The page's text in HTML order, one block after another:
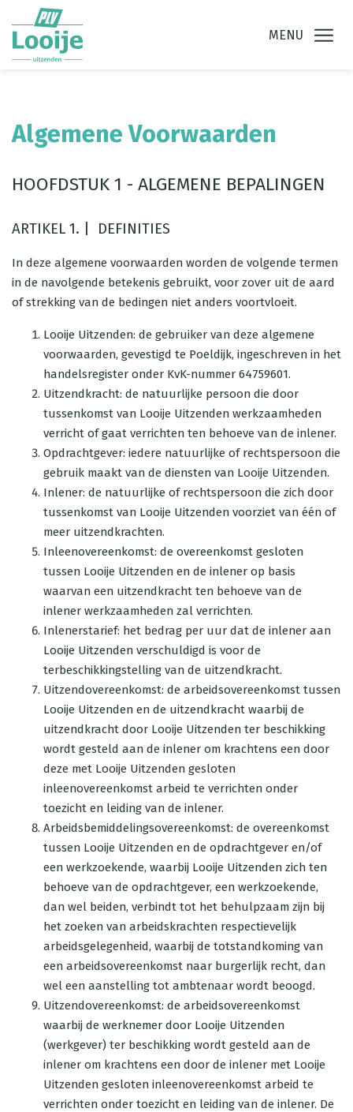
Ga direct naar
MENU
Algemene Voorwaarden
HOOFDSTUK 1 - ALGEMENE BEPALINGEN
ARTIKEL 1. | DEFINITIES
In deze algemene voorwaarden worden de volgende termen
in de navolgende betekenis gebruikt, voor zover uit de aard
of strekking van de bedingen niet anders voortvloeit.
Looije Uitzenden: de gebruiker van deze algemene
voorwaarden, gevestigd te Poeldijk, ingeschreven in het
handelsregister onder KvK-nummer 64759601.
Uitzendkracht: de natuurlijke persoon die door
tussenkomst van Looije Uitzenden werkzaamheden
verricht of gaat verrichten ten behoeve van de inlener.
Opdrachtgever: iedere natuurlijke of rechtspersoon die
gebruik maakt van de diensten van Looije Uitzenden.
Inlener: de natuurlijke of rechtspersoon die zich door
tussenkomst van Looije Uitzenden voorziet van één of
meer uitzendkrachten.
Inleenovereenkomst: de overeenkomst gesloten
tussen Looije Uitzenden en de inlener op basis
waarvan een uitzendkracht ten behoeve van de
inlener werkzaamheden zal verrichten.
Inlenerstarief: het bedrag per uur dat de inlener aan
Looije Uitzenden verschuldigd is voor de
terbeschikkingstelling van de uitzendkracht.
Uitzendovereenkomst: de arbeidsovereenkomst tussen
Looije Uitzenden en de uitzendkracht waarbij de
uitzendkracht door Looije Uitzenden ter beschikking
wordt gesteld aan de inlener om krachtens een door
deze met Looije Uitzenden gesloten
inleenovereenkomst arbeid te verrichten onder
toezicht en leiding van de inlener.
Arbeidsbemiddelingsovereenkomst: de overeenkomst
tussen Looije Uitzenden en de opdrachtgever en/of
een werkzoekende, waarbij Looije Uitzenden zich ten
behoeve van de opdrachtgever, een werkzoekende,
dan wel beiden, verbindt tot het behulpzaam zijn bij
het zoeken van arbeidskrachten respectievelijk
arbeidsgelegenheid, waarbij de totstandkoming van
een arbeidsovereenkomst naar burgerlijk recht, dan
wel een aanstelling tot ambtenaar wordt beoogd.
Uitzendovereenkomst: de arbeidsovereenkomst
waarbij de werknemer door Looije Uitzenden
(werkgever) ter beschikking wordt gesteld aan de
inlener om krachtens een door de inlener met Looije
Uitzenden gesloten inleenovereenkomst arbeid te
verrichten onder toezicht en leiding van de inlener. De